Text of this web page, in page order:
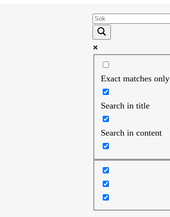
Exact matches only
Search in title
Search in content